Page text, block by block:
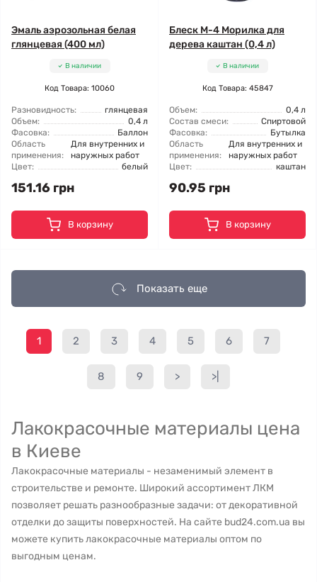
Эмаль аэрозольная белая
глянцевая (400 мл)
В наличии
Код Товара: 10060
Разновидность:
глянцевая
Объем:
0,4 л
Фасовка:
Баллон
Область
применения:
Для внутренних и
наружных работ
Цвет:
белый
151.16 грн
В корзину
Блеск М-4 Морилка для
дерева каштан (0,4 л)
В наличии
Код Товара: 45847
Объем:
0,4 л
Состав смеси:
Спиртовой
Фасовка:
Бутылка
Область
применения:
Для внутренних и
наружных работ
Цвет:
каштан
90.95 грн
В корзину
Показать еще
1 2 3 4 5 6 7
8 9 > >|
Лакокрасочные материалы цена
в Киеве
Лакокрасочные материалы - незаменимый элемент в
строительстве и ремонте. Широкий ассортимент ЛКМ
позволяет решать разнообразные задачи: от декоративной
отделки до защиты поверхностей. На сайте bud24.com.ua вы
можете купить лакокрасочные материалы оптом по
выгодным ценам.